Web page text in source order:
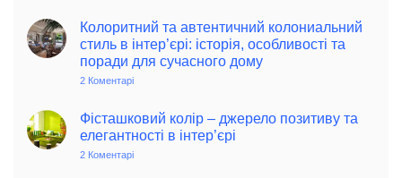
Колоритний та автентичний колониальний
стиль в інтер’єрі: історія, особливості та
поради для сучасного дому
2 Коментарі
автентичний
колониальний
стиль
Фісташковий колір – джерело позитиву та
елегантності в інтер’єрі
2 Коментарі